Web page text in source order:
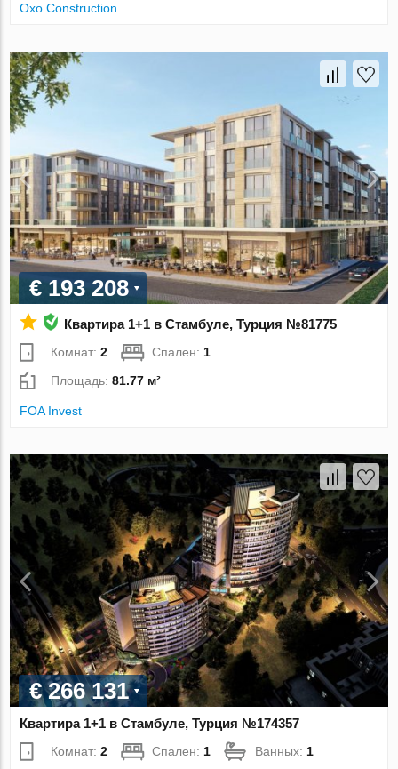
Oxo Construction
€ 193 208
Квартира 1+1 в Стамбуле, Турция №81775
Комнат:2 Спален: 1
Площадь:81.77 м²
FOA Invest
€ 266 131
Квартира 1+1 в Стамбуле, Турция №174357
Комнат:2 Спален: 1 Ванных: 1